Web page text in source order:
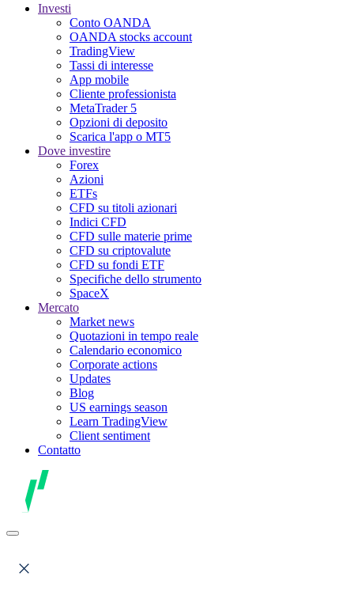
Investi
Conto OANDA
OANDA stocks account
TradingView
Tassi di interesse
App mobile
Cliente professionista
MetaTrader 5
Opzioni di deposito
Scarica l'app o MT5
Dove investire
Forex
Azioni
ETFs
CFD su titoli azionari
Indici CFD
CFD sulle materie prime
CFD su criptovalute
CFD su fondi ETF
Specifiche dello strumento
SpaceX
Mercato
Market news
Quotazioni in tempo reale
Calendario economico
Corporate actions
Updates
Blog
US earnings season
Learn TradingView
Client sentiment
Contatto